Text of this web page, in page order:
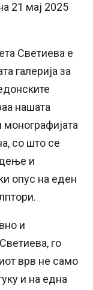
21 мај 2025
Светиева е
галерија за
нашата
монографијата
со што се
и
опус на еден
и
го
врв не само
и на една